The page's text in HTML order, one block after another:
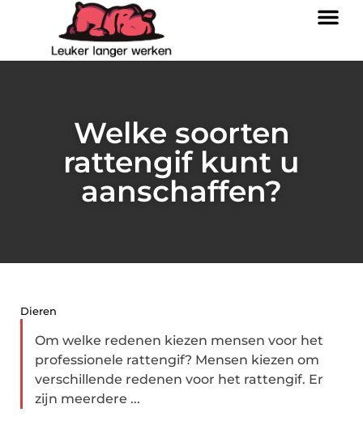
Welke soorten
rattengif kunt u
aanschaffen?
Dieren
Om welke redenen kiezen mensen voor het
professionele rattengif? Mensen kiezen om
verschillende redenen voor het rattengif. Er
zijn meerdere ...